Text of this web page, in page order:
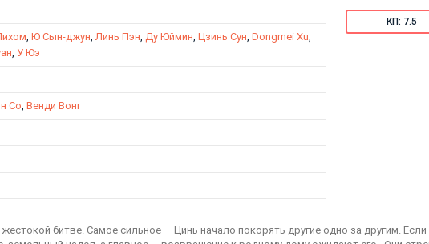
, Ю Сын-джун, Линь Пэн, Ду Юймин, Цзинь Сун, Dongmei Xu,
, У Юэ
Со, Венди Вонг
КП: 7.5
битве. Самое сильное — Цинь начало покорять другие одно за другим. Если